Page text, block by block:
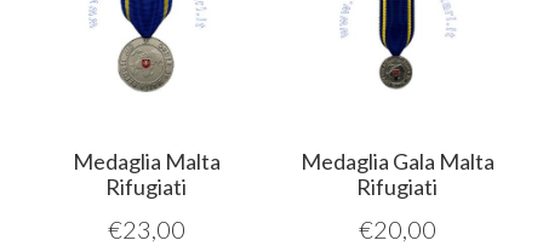
Medaglia Malta
Rifugiati
€23,00
Medaglia Gala Malta
Rifugiati
€20,00